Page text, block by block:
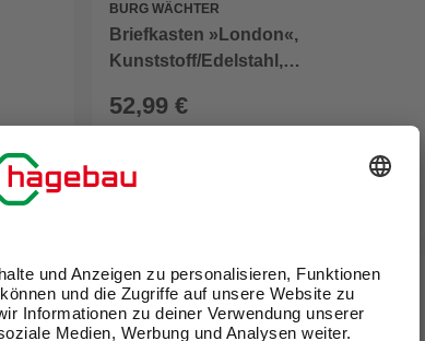
BURG WÄCHTER
Briefkasten »London«,
Kunststoff/Edelstahl,
52,99 €